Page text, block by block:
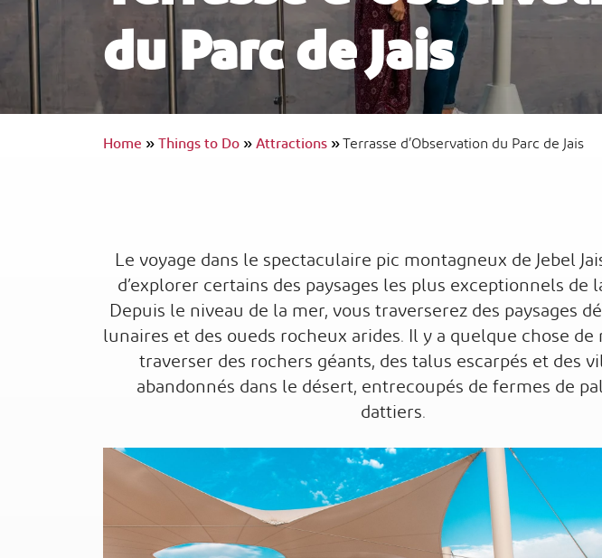
InterContinental Ras Al Khaimah Mina Al
Waldorf Astoria Ras
du Parc de Jais
Home»Things to Do»Attractions»Terrasse d’Observation du Parc de Jais
Le voyage dans le spectaculaire pic montagneux de Jebel
d’explorer certains des paysages les plus exceptionnels de
Depuis le niveau de la mer, vous traverserez des paysages
lunaires et des oueds rocheux arides. Il y a quelque chose de
traverser des rochers géants, des talus escarpés et des
abandonnés dans le désert, entrecoupés de fermes de
dattiers.